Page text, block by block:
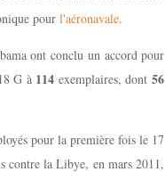
pour l'aéronavale.
ont conclu un accord pour
G à 114 exemplaires, dont 56
pour la première fois le 17
contre la Libye, en mars 2011,